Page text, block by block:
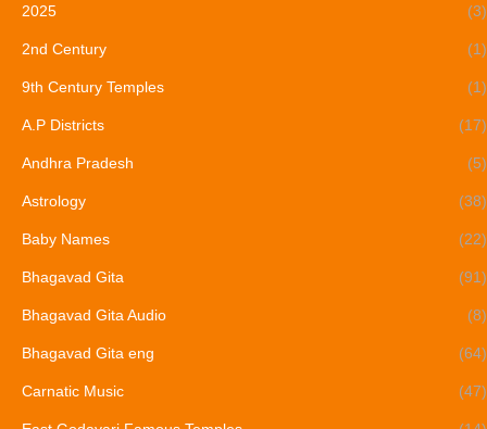
2025 (3)
2nd Century (1)
9th Century Temples (1)
A.P Districts (17)
Andhra Pradesh (5)
Astrology (38)
Baby Names (22)
Bhagavad Gita (91)
Bhagavad Gita Audio (8)
Bhagavad Gita eng (64)
Carnatic Music (47)